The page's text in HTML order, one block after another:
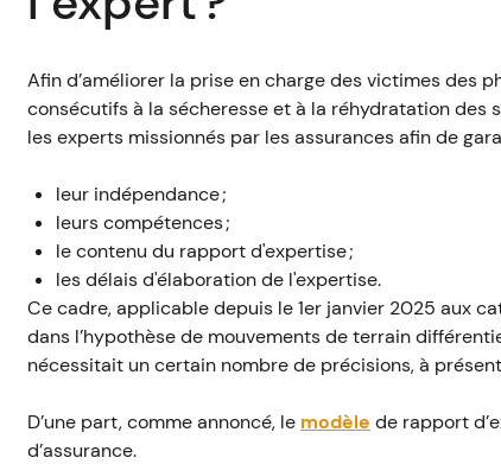
Afin d’améliorer la prise en charge des victimes des
consécutifs à la sécheresse et à la réhydratation des
les experts missionnés par les assurances afin de
leur indépendance ;
leurs compétences ;
le contenu du rapport d'expertise ;
les délais d'élaboration de l'expertise.
Ce cadre, applicable depuis le 1er janvier 2025 aux
dans l’hypothèse de mouvements de terrain
nécessitait un certain nombre de précisions, à
D’une part, comme annoncé, le modèle de rapport
d’assurance.